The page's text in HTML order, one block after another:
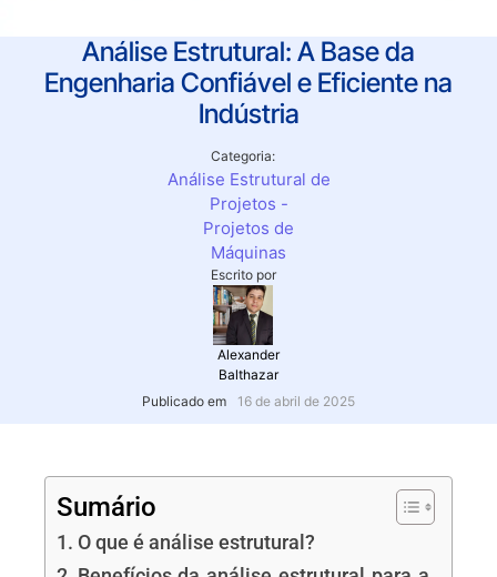
Análise Estrutural: A Base da
Engenharia Confiável e Eficiente na
Indústria
Categoria:
Análise Estrutural de
Projetos -
Projetos de
Máquinas
Escrito por
Alexander
Balthazar
Publicado em
16 de abril de 2025
Sumário
O que é análise estrutural?